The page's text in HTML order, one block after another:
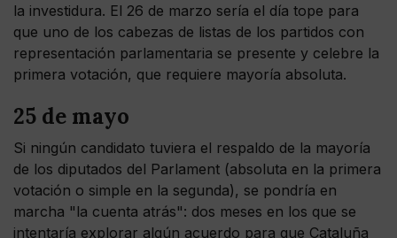
la investidura. El 26 de marzo sería el día tope para
que uno de los cabezas de listas de los partidos con
representación parlamentaria se presente y celebre la
primera votación, que requiere mayoría absoluta.
25 de mayo
Si ningún candidato tuviera el respaldo de la mayoría
de los diputados del Parlament (absoluta en la primera
votación o simple en la segunda), se pondría en
marcha "la cuenta atrás": dos meses en los que se
intentaría explorar algún acuerdo para que Cataluña